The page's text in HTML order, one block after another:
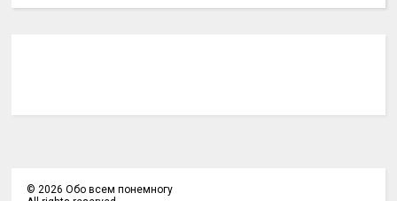
© 2026 Обо всем понемногу